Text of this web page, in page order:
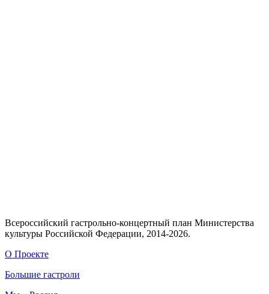
Всероссийский гастрольно-концертный план Министерства
культуры Российской Федерации, 2014-2026.
О Проекте
Большие гастроли